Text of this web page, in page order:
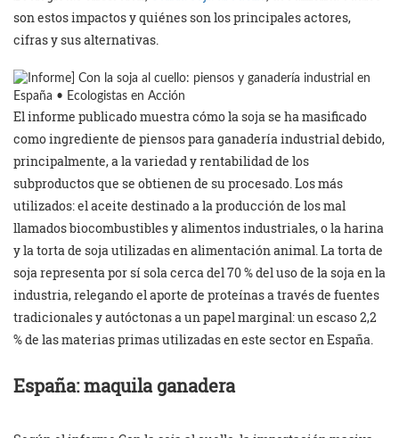
son estos impactos y quiénes son los principales actores,
cifras y sus alternativas.
El informe publicado muestra cómo la soja se ha masificado
como ingrediente de piensos para ganadería industrial debido,
principalmente, a la variedad y rentabilidad de los
subproductos que se obtienen de su procesado. Los más
utilizados: el aceite destinado a la producción de los mal
llamados biocombustibles y alimentos industriales, o la harina
y la torta de soja utilizadas en alimentación animal. La torta de
soja representa por sí sola cerca del 70 % del uso de la soja en la
industria, relegando el aporte de proteínas a través de fuentes
tradicionales y autóctonas a un papel marginal: un escaso 2,2
% de las materias primas utilizadas en este sector en España.
España: maquila ganadera